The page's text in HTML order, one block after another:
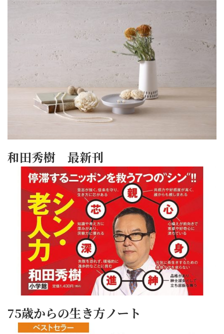
和田秀樹 最新刊
75歳からの生き方ノート